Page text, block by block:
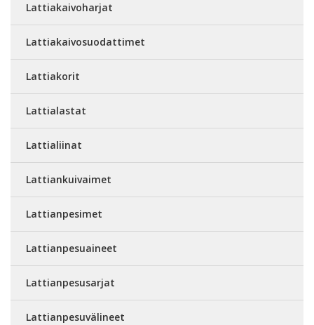
Lattiakaivoharjat
Lattiakaivosuodattimet
Lattiakorit
Lattialastat
Lattialiinat
Lattiankuivaimet
Lattianpesimet
Lattianpesuaineet
Lattianpesusarjat
Lattianpesuvälineet